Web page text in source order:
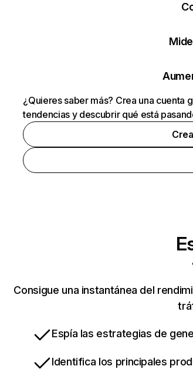
¿Quieres saber más? Crea una cuenta
tendencias y descubrir qué está
Consigue una instantánea del
Espía las estrategias de
Identifica los principales